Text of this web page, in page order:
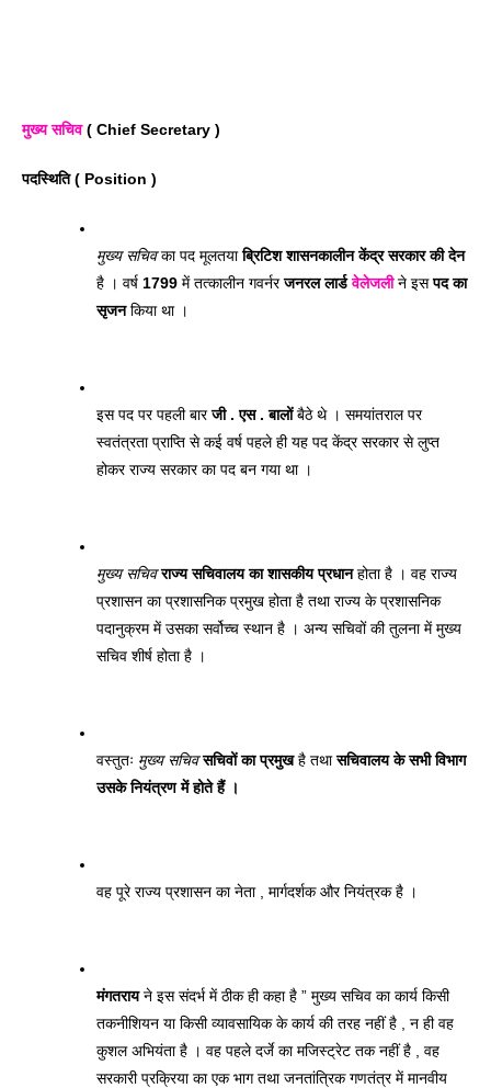
मुख्य सचिव ( Chief Secretary )
पदस्थिति ( Position )
मुख्य सचिव का पद मूलतया ब्रिटिश शासनकालीन केंद्र सरकार की देन
है । वर्ष 1799 में तत्कालीन गवर्नर जनरल लार्ड वेलेजली ने इस पद का
सृजन किया था ।
इस पद पर पहली बार जी . एस . बालों बैठे थे । समयांतराल पर
स्वतंत्रता प्राप्ति से कई वर्ष पहले ही यह पद केंद्र सरकार से लुप्त
होकर राज्य सरकार का पद बन गया था ।
मुख्य सचिव राज्य सचिवालय का शासकीय प्रधान होता है । वह राज्य
प्रशासन का प्रशासनिक प्रमुख होता है तथा राज्य के प्रशासनिक
पदानुक्रम में उसका सर्वोच्च स्थान है । अन्य सचिवों की तुलना में मुख्य
सचिव शीर्ष होता है ।
वस्तुतः मुख्य सचिव सचिवों का प्रमुख है तथा सचिवालय के सभी विभाग
उसके नियंत्रण में होते हैं ।
वह पूरे राज्य प्रशासन का नेता , मार्गदर्शक और नियंत्रक है ।
मंगतराय ने इस संदर्भ में ठीक ही कहा है ” मुख्य सचिव का कार्य किसी
तकनीशियन या किसी व्यावसायिक के कार्य की तरह नहीं है , न ही वह
कुशल अभियंता है । वह पहले दर्जे का मजिस्ट्रेट तक नहीं है , वह
सरकारी प्रक्रिया का एक भाग तथा जनतांत्रिक गणतंत्र में मानवीय